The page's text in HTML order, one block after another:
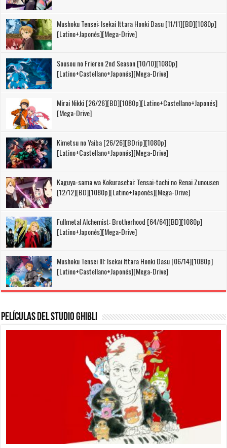
Mushoku Tensei: Isekai Ittara Honki Dasu [11/11][BD][1080p]
[Latino+Japonés][Mega-Drive]
Sousou no Frieren 2nd Season [10/10][1080p]
[Latino+Castellano+Japonés][Mega-Drive]
Mirai Nikki [26/26][BD][1080p][Latino+Castellano+Japonés]
[Mega-Drive]
Kimetsu no Yaiba [26/26][BDrip][1080p]
[Latino+Castellano+Japonés][Mega-Drive]
Kaguya-sama wa Kokurasetai: Tensai-tachi no Renai Zunousen
[12/12][BD][1080p][Latino+Japonés][Mega-Drive]
Fullmetal Alchemist: Brotherhood [64/64][BD][1080p]
[Latino+Japonés][Mega-Drive]
Mushoku Tensei III: Isekai Ittara Honki Dasu [06/14][1080p]
[Latino+Castellano+Japonés][Mega-Drive]
Películas del Studio Ghibli